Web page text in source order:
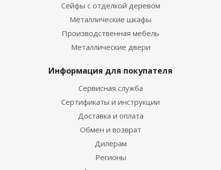
Сейфы с отделкой деревом
Металлические шкафы
Производственная мебель
Металлические двери
Информация для покупателя
Сервисная служба
Сертификаты и инструкции
Доставка и оплата
Обмен и возврат
Дилерам
Регионы